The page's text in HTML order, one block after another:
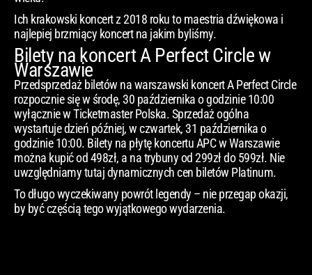
Ich krakowski koncert z 2018 roku to maestria dźwiękowa i
najlepiej brzmiący koncert na jakim byliśmy.
Bilety na koncert A Perfect Circle w
Warszawie
Przedsprzedaż biletów na warszawski koncert A Perfect Circle
rozpocznie się w środę, 30 października o godzinie 10:00
wyłącznie w Ticketmaster Polska. Sprzedaż ogólna
wystartuje dzień później, w czwartek, 31 października o
godzinie 10:00. Bilety na płytę koncertu APC w Warszawie
można kupić od 498zł, a na trybuny od 299zł do 599zł. Nie
uwzględniamy tutaj dynamicznych cen biletów Platinum.
To długo wyczekiwany powrót legendy – nie przegap okazji,
by być częścią tego wyjątkowego wydarzenia.